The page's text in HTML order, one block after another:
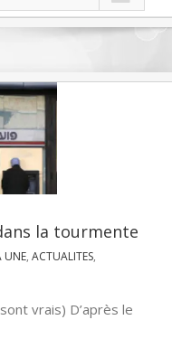
la tourmente
UNE, ACTUALITES,
vrais) D’après le